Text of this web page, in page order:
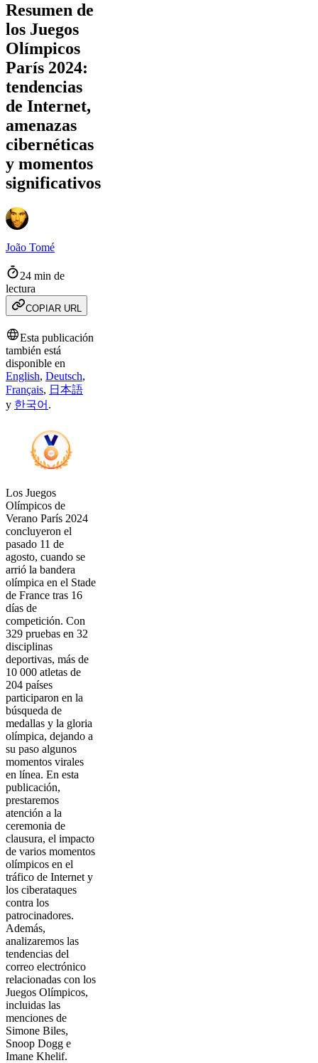
Resumen de
los Juegos
Olímpicos
París 2024:
tendencias
de Internet,
amenazas
cibernéticas
y momentos
significativos
João Tomé
24 min de
lectura
COPIAR URL
Esta publicación
también está
disponible en
English, Deutsch,
Français, 日本語
y 한국어 .
Los Juegos
Olímpicos de
Verano París 2024
concluyeron el
pasado 11 de
agosto, cuando se
arrió la bandera
olímpica en el Stade
de France tras 16
días de
competición. Con
329 pruebas en 32
disciplinas
deportivas, más de
10 000 atletas de
204 países
participaron en la
búsqueda de
medallas y la gloria
olímpica, dejando a
su paso algunos
momentos virales
en línea. En esta
publicación,
prestaremos
atención a la
ceremonia de
clausura, el impacto
de varios momentos
olímpicos en el
tráfico de Internet y
los ciberataques
contra los
patrocinadores.
Además,
analizaremos las
tendencias del
correo electrónico
relacionadas con los
Juegos Olímpicos,
incluidas las
menciones de
Simone Biles,
Snoop Dogg e
Imane Khelif.